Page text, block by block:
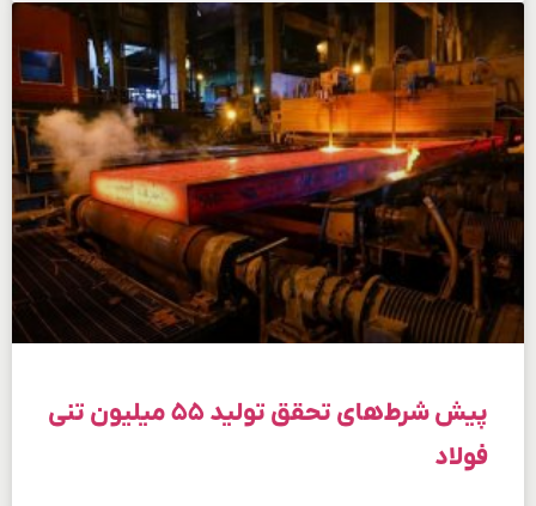
پیش شرط‌های تحقق تولید ۵۵ میلیون تنی
فولاد